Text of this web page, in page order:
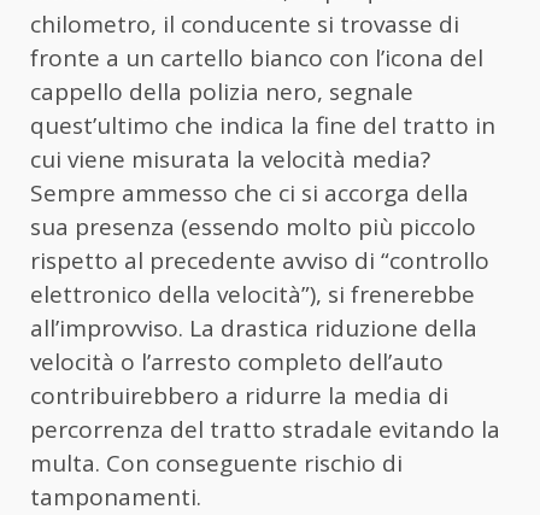
chilometro, il conducente si trovasse di
fronte a un cartello bianco con l’icona del
cappello della polizia nero, segnale
quest’ultimo che indica la fine del tratto in
cui viene misurata la velocità media?
Sempre ammesso che ci si accorga della
sua presenza (essendo molto più piccolo
rispetto al precedente avviso di “controllo
elettronico della velocità”), si frenerebbe
all’improvviso. La drastica riduzione della
velocità o l’arresto completo dell’auto
contribuirebbero a ridurre la media di
percorrenza del tratto stradale evitando la
multa. Con conseguente rischio di
tamponamenti.